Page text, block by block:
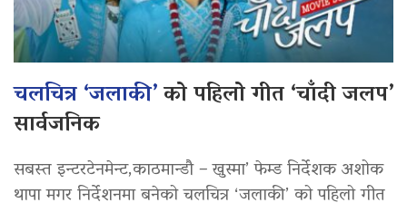
चलचित्र ‘जलाकी’को पहिलो गीत ‘चाँदी जलप’
सार्वजनिक
सबस्त इन्टरटेनमेन्ट,काठमान्डौ – खुस्मा’ फेम्ड निर्देशक अशोक
थापा मगर निर्देशनमा बनेको चलचित्र ‘जलाकी’ को पहिलो गीत